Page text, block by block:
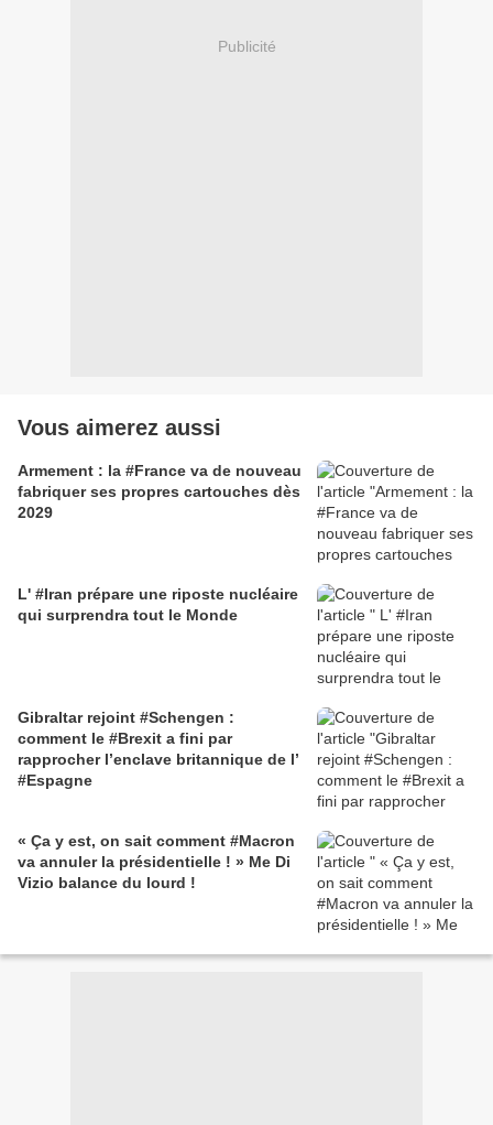
Publicité
Vous aimerez aussi
Armement : la #France va de nouveau
fabriquer ses propres cartouches dès
2029
L' #Iran prépare une riposte nucléaire
qui surprendra tout le Monde
Gibraltar rejoint #Schengen :
comment le #Brexit a fini par
rapprocher l’enclave britannique de l’
#Espagne
« Ça y est, on sait comment #Macron
va annuler la présidentielle ! » Me Di
Vizio balance du lourd !